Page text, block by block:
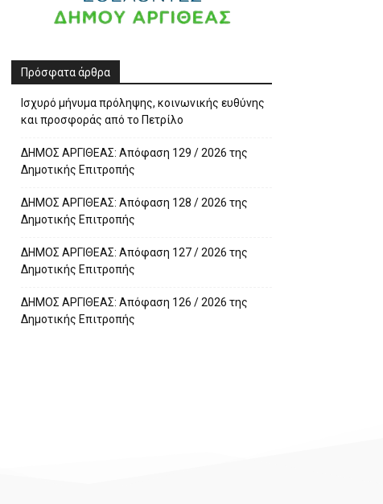
Πρόσφατα άρθρα
Ισχυρό μήνυμα πρόληψης, κοινωνικής ευθύνης
και προσφοράς από το Πετρίλο
ΔΗΜΟΣ ΑΡΓΙΘΕΑΣ: Απόφαση 129 / 2026 της
Δημοτικής Επιτροπής
ΔΗΜΟΣ ΑΡΓΙΘΕΑΣ: Απόφαση 128 / 2026 της
Δημοτικής Επιτροπής
ΔΗΜΟΣ ΑΡΓΙΘΕΑΣ: Απόφαση 127 / 2026 της
Δημοτικής Επιτροπής
ΔΗΜΟΣ ΑΡΓΙΘΕΑΣ: Απόφαση 126 / 2026 της
Δημοτικής Επιτροπής